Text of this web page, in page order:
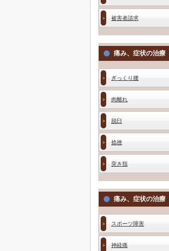
被害者請求
痛み、症状の治療
ぎっくり腰
肉離れ
脱臼
捻挫
突き指
痛み、症状の治療
スポーツ障害
神経痛